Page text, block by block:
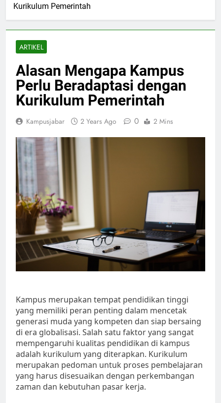
Kurikulum Pemerintah
ARTIKEL
Alasan Mengapa Kampus
Perlu Beradaptasi dengan
Kurikulum Pemerintah
Kampusjabar 2 Years Ago 0 2 Mins
Kampus merupakan tempat pendidikan tinggi
yang memiliki peran penting dalam mencetak
generasi muda yang kompeten dan siap bersaing
di era globalisasi. Salah satu faktor yang sangat
mempengaruhi kualitas pendidikan di kampus
adalah kurikulum yang diterapkan. Kurikulum
merupakan pedoman untuk proses pembelajaran
yang harus disesuaikan dengan perkembangan
zaman dan kebutuhan pasar kerja.